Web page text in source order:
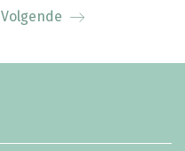
Volgende